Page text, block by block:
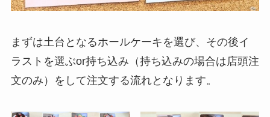
まずは土台となるホールケーキを選び、その後イ
ラストを選ぶor持ち込み（持ち込みの場合は店頭注
文のみ）をして注文する流れとなります。